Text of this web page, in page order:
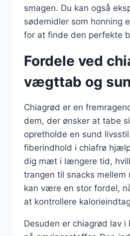
smagen. Du kan også
sødemidler som honning
for at finde den perfekte
Fordele ved
vægttab og
Chiagrød er en
dem, der ønsker at tabe
opretholde en sund
fiberindhold i chiafrø
dig mæt i længere tid,
trangen til snacks mellem
kan være en stor fordel,
at kontrollere
Desuden er chiagrød lav i